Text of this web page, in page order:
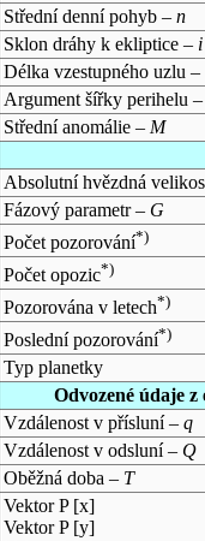
Střední denní pohyb – n
Sklon dráhy k ekliptice – i
Délka vzestupného uzlu –
Argument šířky perihelu
Střední anomálie – M
Absolutní hvězdná
Fázový parametr – G
Počet pozorování*)
Počet opozic*)
Pozorována v letech*)
Poslední pozorování*)
Typ planetky
Odvozené údaje
Vzdálenost v přísluní – q
Vzdálenost v odsluní – Q
Oběžná doba – T
Vektor P [x]
Vektor P [y]